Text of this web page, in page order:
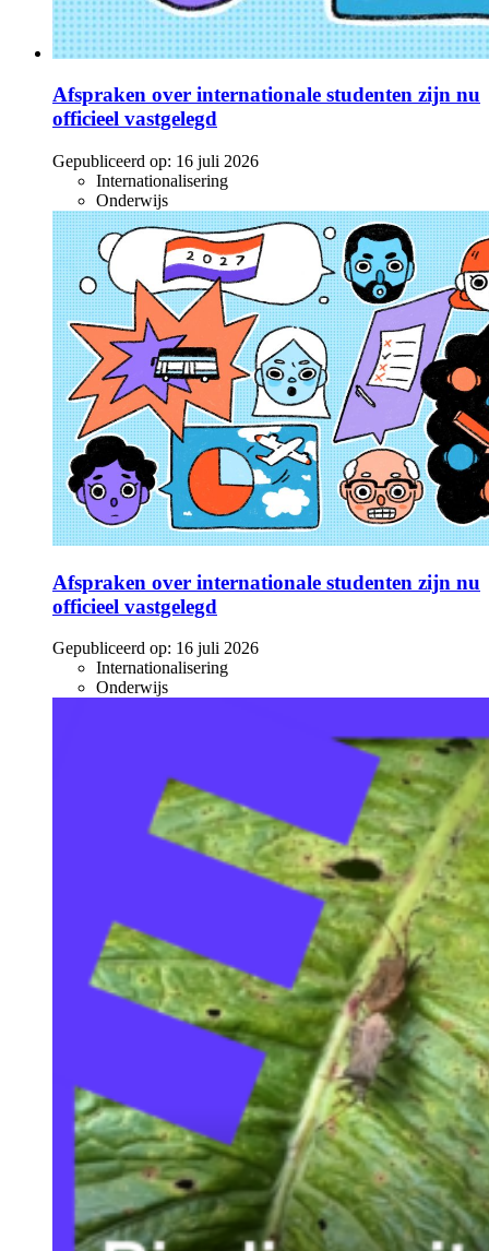
Afspraken over internationale studenten zijn nu
officieel vastgelegd
Gepubliceerd op: 16 juli 2026
Internationalisering
Onderwijs
Afspraken over internationale studenten zijn nu
officieel vastgelegd
Gepubliceerd op: 16 juli 2026
Internationalisering
Onderwijs